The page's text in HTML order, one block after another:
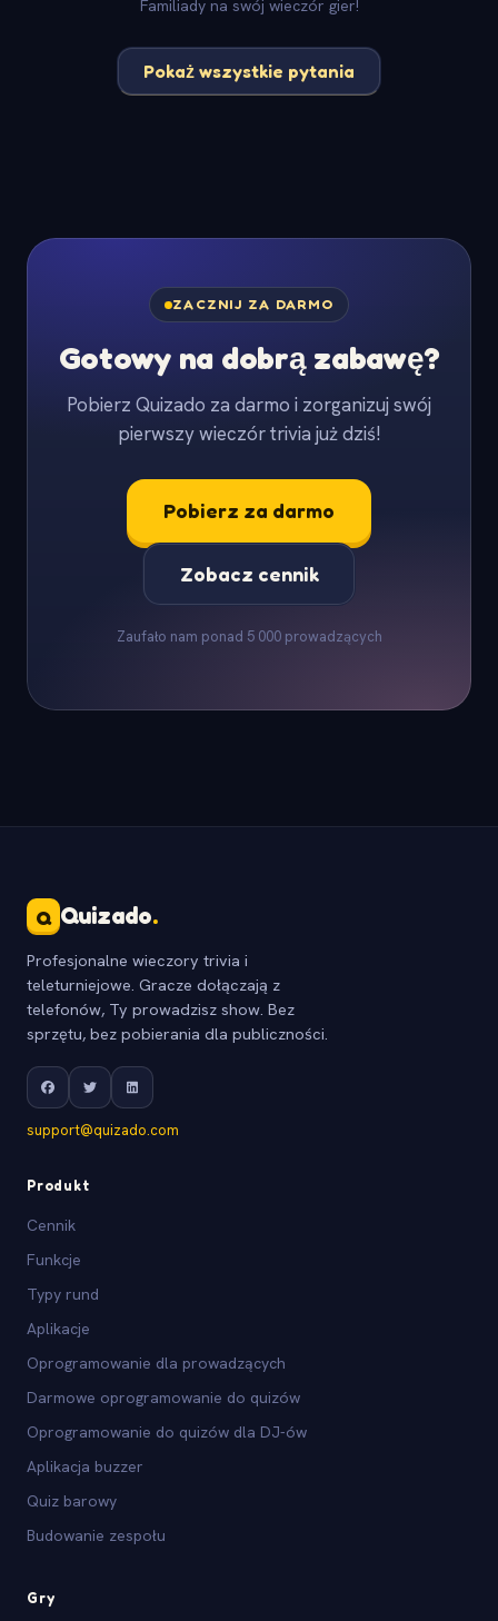
Familiady na swój wieczór gier!
Pokaż wszystkie pytania
ZACZNIJ ZA DARMO
Gotowy na dobrą zabawę?
Pobierz Quizado za darmo i zorganizuj swój
pierwszy wieczór trivia już dziś!
Pobierz za darmo
Zobacz cennik
Zaufało nam ponad 5 000 prowadzących
Q Quizado.
Profesjonalne wieczory trivia i
teleturniejowe. Gracze dołączają z
telefonów, Ty prowadzisz show. Bez
sprzętu, bez pobierania dla publiczności.
support@quizado.com
Produkt
Cennik
Funkcje
Typy rund
Aplikacje
Oprogramowanie dla prowadzących
Darmowe oprogramowanie do quizów
Oprogramowanie do quizów dla DJ-ów
Aplikacja buzzer
Quiz barowy
Budowanie zespołu
Gry